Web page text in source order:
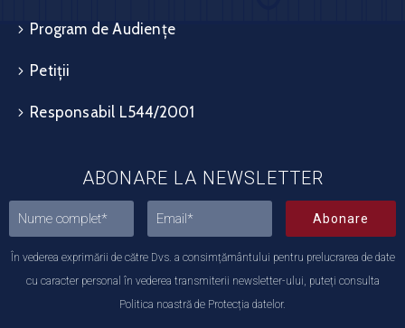
Program de Audiențe
Petiții
Responsabil L544/2001
ABONARE LA NEWSLETTER
Abonare
În vederea exprimării de către Dvs. a consimțământului pentru prelucrarea de date
cu caracter personal în vederea transmiterii newsletter-ului, puteți consulta
Politica noastră de Protecția datelor.